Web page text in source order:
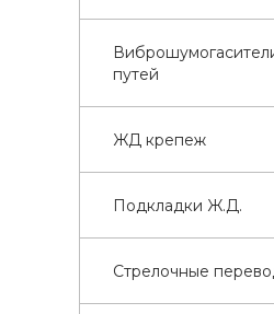
путей
ЖД крепеж
Подкладки Ж.Д.
Стрелочные